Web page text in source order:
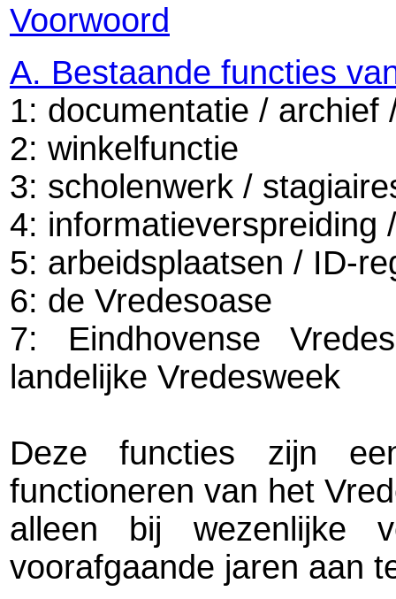
Voorwoord
A. Bestaande functies
1: documentatie / archief
2: winkelfunctie
3: scholenwerk /
4: informatieverspreiding
5: arbeidsplaatsen / ID-
6: de Vredesoase
7: Eindhovense
landelijke Vredesweek
Deze functies zijn
functioneren van het
alleen bij wezenlijke
voorafgaande jaren aan